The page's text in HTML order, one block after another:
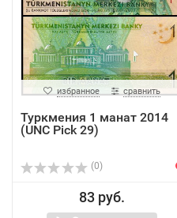
избранное сравнить
Туркмения 1 манат 2014
(UNC Pick 29)
(0)
83 руб.